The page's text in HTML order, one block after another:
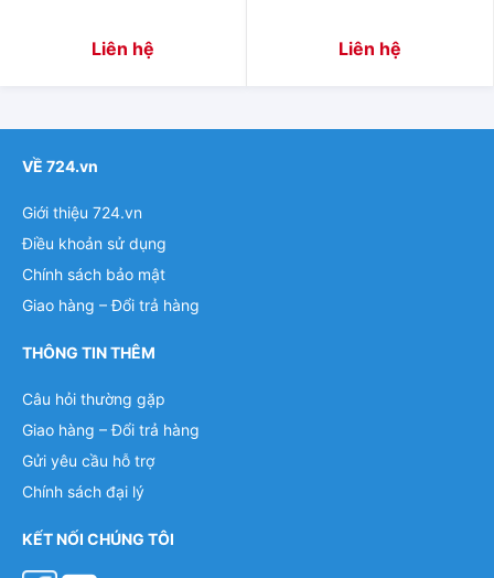
Liên hệ Liên hệ
VỀ 724.vn
Giới thiệu 724.vn
Điều khoản sử dụng
Chính sách bảo mật
Giao hàng – Đổi trả hàng
THÔNG TIN THÊM
Câu hỏi thường gặp
Giao hàng – Đổi trả hàng
Gửi yêu cầu hỗ trợ
Chính sách đại lý
KẾT NỐI CHÚNG TÔI